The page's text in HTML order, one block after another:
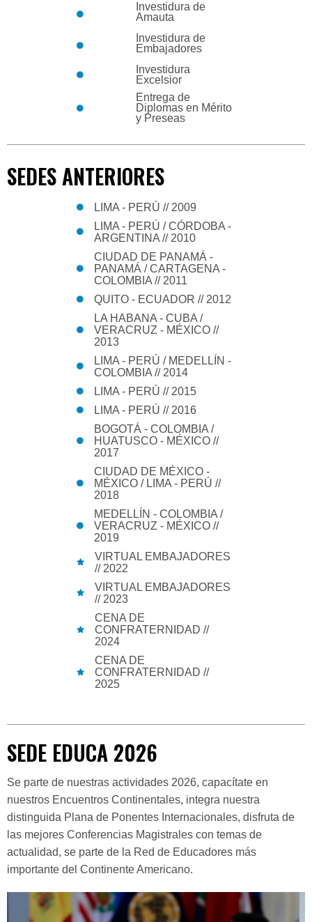
Investidura de
Amauta
Investidura de
Embajadores
Investidura
Excelsior
Entrega de
Diplomas en Mérito
y Preseas
SEDES ANTERIORES
LIMA - PERÚ // 2009
LIMA - PERÚ / CÓRDOBA -
ARGENTINA // 2010
CIUDAD DE PANAMÁ -
PANAMÁ / CARTAGENA -
COLOMBIA // 2011
QUITO - ECUADOR // 2012
LA HABANA - CUBA /
VERACRUZ - MÉXICO //
2013
LIMA - PERÚ / MEDELLÍN -
COLOMBIA // 2014
LIMA - PERÚ // 2015
LIMA - PERÚ // 2016
BOGOTÁ - COLOMBIA /
HUATUSCO - MÉXICO //
2017
CIUDAD DE MÉXICO -
MÉXICO / LIMA - PERÚ //
2018
MEDELLÍN - COLOMBIA /
VERACRUZ - MÉXICO //
2019
VIRTUAL EMBAJADORES
// 2022
VIRTUAL EMBAJADORES
// 2023
CENA DE
CONFRATERNIDAD //
2024
CENA DE
CONFRATERNIDAD //
2025
SEDE EDUCA 2026
Se parte de nuestras actividades 2026, capacítate en
nuestros Encuentros Continentales, integra nuestra
distinguida Plana de Ponentes Internacionales, disfruta de
las mejores Conferencias Magistrales con temas de
actualidad, se parte de la Red de Educadores más
importante del Continente Americano.